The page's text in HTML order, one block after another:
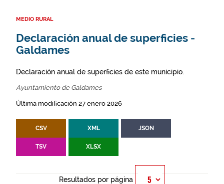
MEDIO RURAL
Declaración anual de superficies -
Galdames
Declaración anual de superficies de este municipio.
Ayuntamiento de Galdames
Última modificación 27 enero 2026
CSV XML JSON
TSV XLSX
Resultados por página